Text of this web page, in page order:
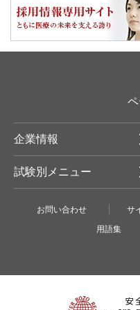
企業情報
試験別メニュー
お問い合わせ サ
用語集